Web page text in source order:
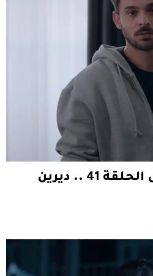
مسلسل المتوحش الحلقة 41 .. ديرين